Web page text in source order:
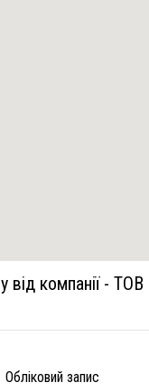
від компанії - ТОВ
Обліковий запис